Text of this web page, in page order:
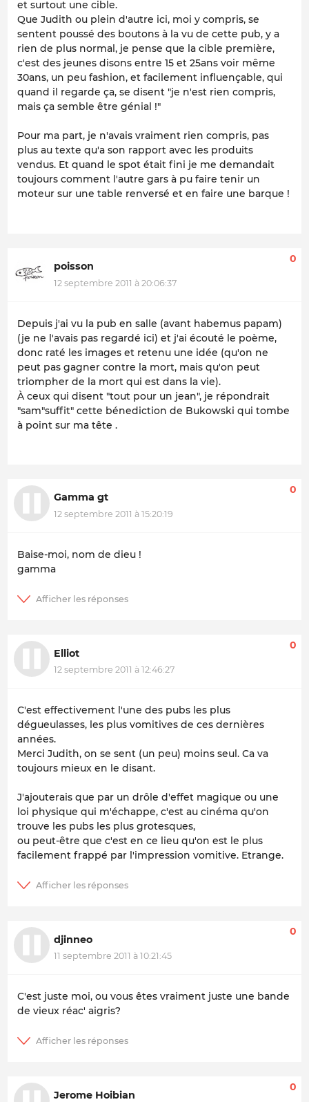
et surtout une cible.
Que Judith ou plein d'autre ici, moi y compris, se
sentent poussé des boutons à la vu de cette pub, y a
rien de plus normal, je pense que la cible première,
c'est des jeunes disons entre 15 et 25ans voir même
30ans, un peu fashion, et facilement influençable, qui
quand il regarde ça, se disent "je n'est rien compris,
mais ça semble être génial !"
Pour ma part, je n'avais vraiment rien compris, pas
plus au texte qu'a son rapport avec les produits
vendus. Et quand le spot était fini je me demandait
toujours comment l'autre gars à pu faire tenir un
moteur sur une table renversé et en faire une barque !
poisson
12 septembre 2011 à 20:06:37
0
Depuis j'ai vu la pub en salle (avant habemus papam)
(je ne l'avais pas regardé ici) et j'ai écouté le poème,
donc raté les images et retenu une idée (qu'on ne
peut pas gagner contre la mort, mais qu'on peut
triompher de la mort qui est dans la vie).
À ceux qui disent "tout pour un jean", je répondrait
"sam"suffit" cette bénediction de Bukowski qui tombe
à point sur ma tête .
Gamma gt
12 septembre 2011 à 15:20:19
0
Baise-moi, nom de dieu !
gamma
Elliot
12 septembre 2011 à 12:46:27
0
C'est effectivement l'une des pubs les plus
dégueulasses, les plus vomitives de ces dernières
années.
Merci Judith, on se sent (un peu) moins seul. Ca va
toujours mieux en le disant.
J'ajouterais que par un drôle d'effet magique ou une
loi physique qui m'échappe, c'est au cinéma qu'on
trouve les pubs les plus grotesques,
ou peut-être que c'est en ce lieu qu'on est le plus
facilement frappé par l'impression vomitive. Etrange.
djinneo
11 septembre 2011 à 10:21:45
0
C'est juste moi, ou vous êtes vraiment juste une bande
de vieux réac' aigris?
Jerome Hoibian
0